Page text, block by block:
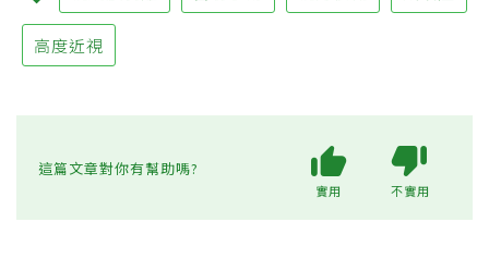
高度近視
這篇文章對你有幫助嗎?
實用 不實用